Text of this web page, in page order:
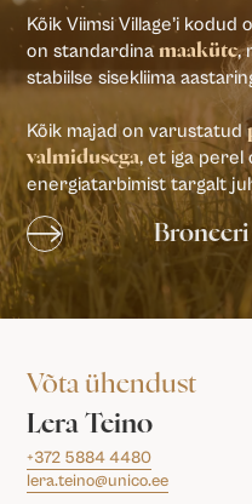
Kõik Viimsi Village’i kodud
on standardinamaaküte,
stabiilse sisekliima
Kõik majad on varustatud
valmidusega, et iga perel
energiatarbimist targalt
Võta ühendust
Lera Teino
+372 5884 4480
lera.teino@unico.ee